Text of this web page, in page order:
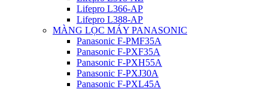
Lifepro L366-AP
Lifepro L388-AP
MÀNG LỌC MÁY PANASONIC
Panasonic F-PMF35A
Panasonic F-PXF35A
Panasonic F-PXH55A
Panasonic F-PXJ30A
Panasonic F-PXL45A